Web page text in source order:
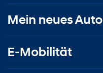
Mein neues Auto
E-Mobilität